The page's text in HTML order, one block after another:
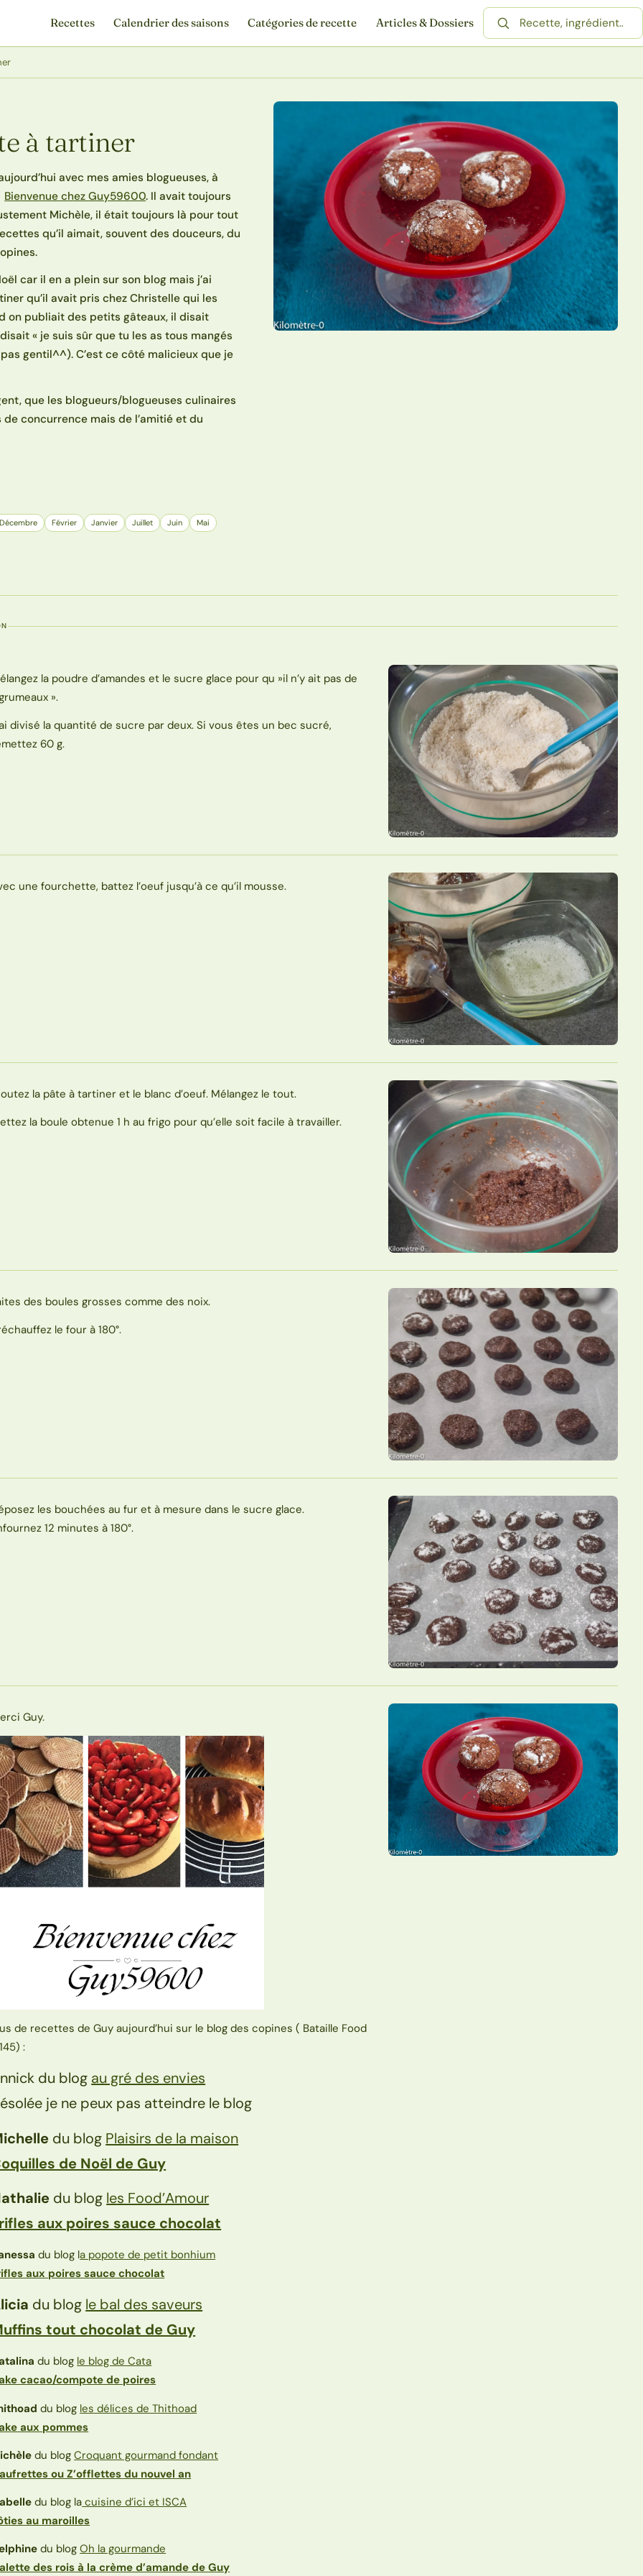
Recettes Calendrier des saisons Catégories de recette Articles & Dossiers
Rechercher une recette
à tartiner
avec mes amies blogueuses, à
Bienvenue chez Guy59600. Il avait toujours
Michèle, il était toujours là pour tout
qu’il aimait, souvent des douceurs, du
car il en a plein sur son blog mais j’ai
qu’il avait pris chez Christelle qui les
on publiait des petits gâteaux, il disait
« je suis sûr que tu les as tous mangés
gentil^^). C’est ce côté malicieux que je
que les blogueurs/blogueuses culinaires
concurrence mais de l’amitié et du
Décembre Février Janvier Juillet Juin
Mai
la poudre d’amandes et le sucre glace pour qu »il n’y ait pas de
».
divisé la quantité de sucre par deux. Si vous êtes un bec sucré,
60 g.
une fourchette, battez l’oeuf jusqu’à ce qu’il mousse.
la pâte à tartiner et le blanc d’oeuf. Mélangez le tout.
la boule obtenue 1 h au frigo pour qu’elle soit facile à travailler.
des boules grosses comme des noix.
le four à 180°.
les bouchées au fur et à mesure dans le sucre glace.
12 minutes à 180°.
Guy.
de recettes de Guy aujourd’hui sur le blog des copines ( Bataille Food
:
du blog au gré des envies
je ne peux pas atteindre le blog
du blog Plaisirs de la maison
de Noël de Guy
du blog les Food’Amour
aux poires sauce chocolat
du blog la popote de petit bonhium
aux poires sauce chocolat
du blog le bal des saveurs
tout chocolat de Guy
du blog le blog de Cata
cacao/compote de poires
du blog les délices de Thithoad
aux pommes
du blogCroquant gourmand fondant
ou Z’offlettes du nouvel an
du blog la cuisine d’ici et ISCA
au maroilles
du blogOh la gourmande
des rois à la crème d’amande de Guy